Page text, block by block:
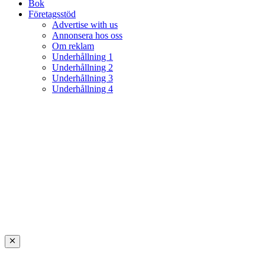
Bok
Företagsstöd
Advertise with us
Annonsera hos oss
Om reklam
Underhållning 1
Underhållning 2
Underhållning 3
Underhållning 4